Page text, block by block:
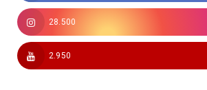
28.500
2.950